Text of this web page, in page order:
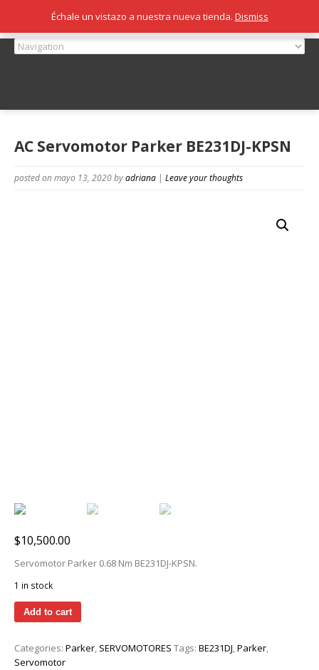
AC Servomotor Parker BE231DJ-KPSN
posted on mayo 13, 2020byadriana | Leave your thoughts
$10,500.00
Servomotor Parker 0.68 Nm BE231DJ-KPSN.
1 in stock
Add to cart
Categories: Parker, SERVOMOTORES Tags: BE231DJ,Parker,
Servomotor
Échale un vistazo a nuestra nueva tienda. Dismiss